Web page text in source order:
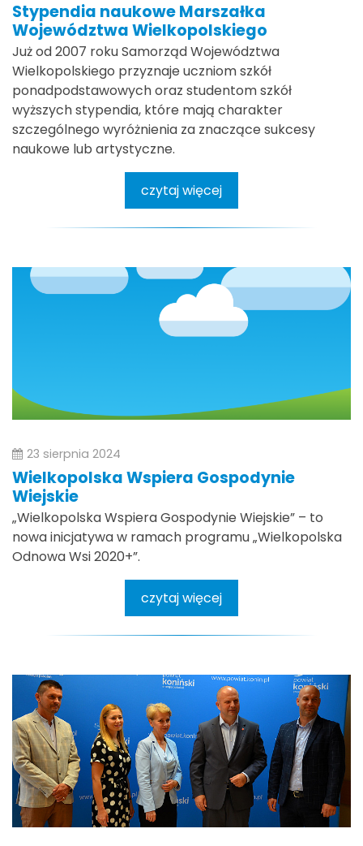
Stypendia naukowe Marszałka
Województwa Wielkopolskiego
Już od 2007 roku Samorząd Województwa
Wielkopolskiego przyznaje uczniom szkół
ponadpodstawowych oraz studentom szkół
wyższych stypendia, które mają charakter
szczególnego wyróżnienia za znaczące sukcesy
naukowe lub artystyczne.
czytaj więcej
23 sierpnia 2024
Wielkopolska Wspiera Gospodynie
Wiejskie
„Wielkopolska Wspiera Gospodynie Wiejskie” – to
nowa inicjatywa w ramach programu „Wielkopolska
Odnowa Wsi 2020+”.
czytaj więcej